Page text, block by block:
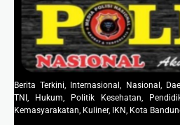
Berita Terkini, Internasional, Nasional,
TNI, Hukum, Politik Kesehatan,
Kemasyarakatan, Kuliner, IKN, Kota